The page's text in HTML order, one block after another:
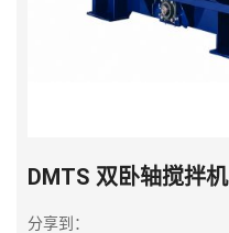
DMTS 双卧轴搅拌机
分享到：